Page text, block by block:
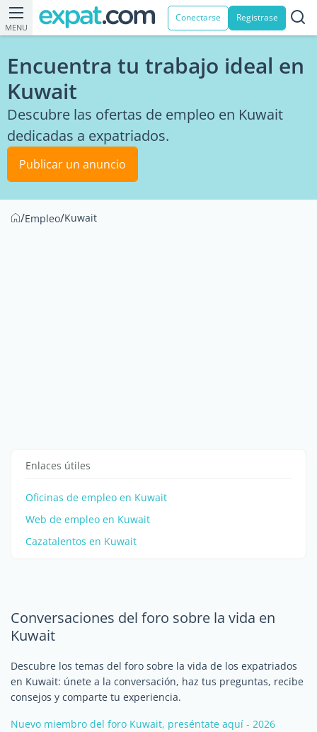
MENU
Conectarse Registrase
Encuentra tu trabajo ideal en
Kuwait
Descubre las ofertas de empleo en Kuwait
dedicadas a expatriados.
Publicar un anuncio
/Empleo/Kuwait
Enlaces útiles
Oficinas de empleo en Kuwait
Web de empleo en Kuwait
Cazatalentos en Kuwait
Conversaciones del foro sobre la vida en
Kuwait
Descubre los temas del foro sobre la vida de los expatriados
en Kuwait: únete a la conversación, haz tus preguntas, recibe
consejos y comparte tu experiencia.
Nuevo miembro del foro Kuwait, preséntate aquí - 2026